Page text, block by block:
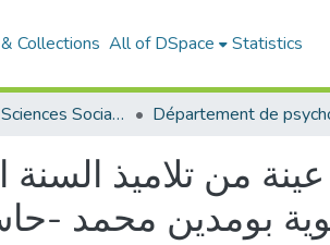
Collections All of DSpace Statistics
Faculté des Sciences Sociales
من تلاميذ السنة
بومدين محمد -